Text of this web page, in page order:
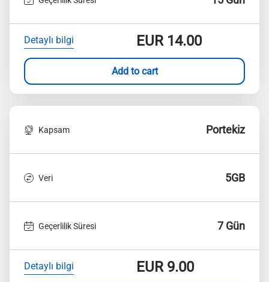
Detaylı bilgi EUR14.00
Add to cart
Kapsam Portekiz
Veri 5GB
Geçerlilik Süresi 7 Gün
Detaylı bilgi EUR9.00